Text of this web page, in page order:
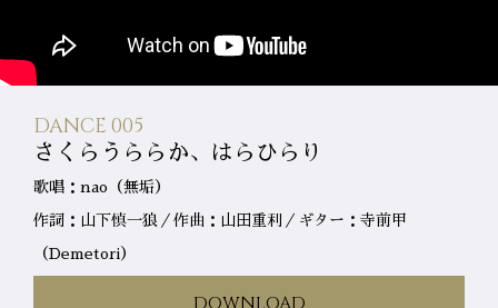
DANCE 005
さくらうららか、はらひらり
歌唱：nao（無垢）
作詞：山下慎一狼／作曲：山田重利／ギター：寺前甲
（Demetori）